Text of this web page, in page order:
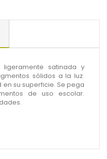
satinada y
sólidos a la luz.
su superficie. Se pega
de uso escolar.